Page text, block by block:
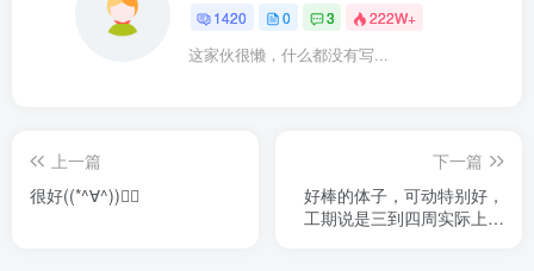
1420 0 3 222W+
这家伙很懒，什么都没有写...
上一篇
很好((*^∀^))👍🏻
下一篇
好棒的体子，可动特别好，
工期说是三到四周实际上一